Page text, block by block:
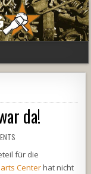
da!
für die
Centerhat nicht